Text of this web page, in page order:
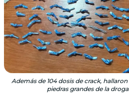
Además de 104 dosis de crack,
piedras grandes de la